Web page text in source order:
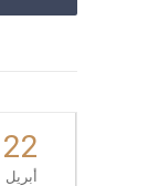
22
أبريل